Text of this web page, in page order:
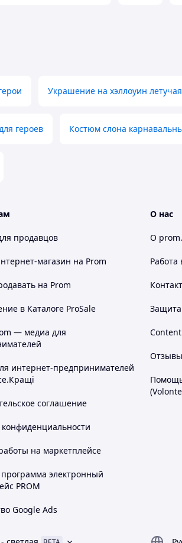
Украшение на хэллоуин
героев Костюм слона
продавцов
магазин на Prom
на Prom
в Каталоге ProSale
— медиа для
интернет-предпринимателей
соглашение
на маркетплейсе
электронный
PROM
Google Ads
О нас
О
Работа